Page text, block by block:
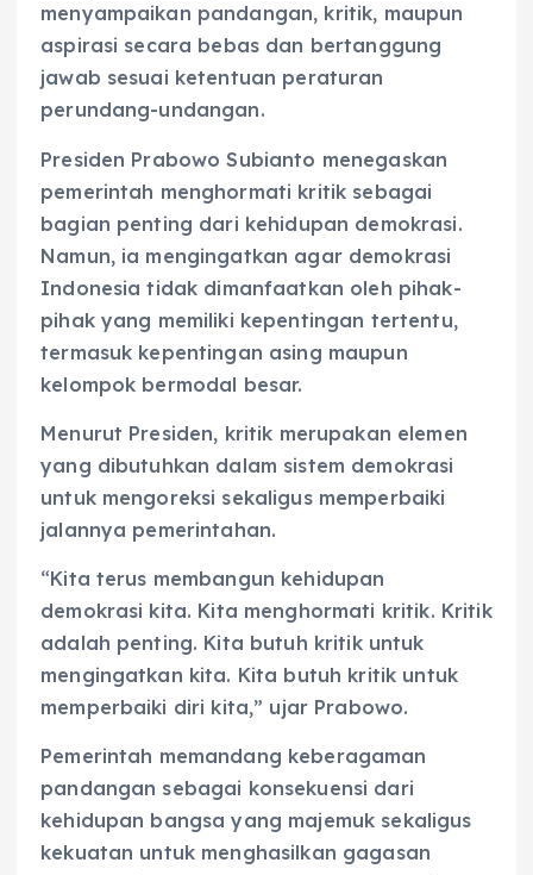
menyampaikan pandangan, kritik, maupun
aspirasi secara bebas dan bertanggung
jawab sesuai ketentuan peraturan
perundang-undangan.
Presiden Prabowo Subianto menegaskan
pemerintah menghormati kritik sebagai
bagian penting dari kehidupan demokrasi.
Namun, ia mengingatkan agar demokrasi
Indonesia tidak dimanfaatkan oleh pihak-
pihak yang memiliki kepentingan tertentu,
termasuk kepentingan asing maupun
kelompok bermodal besar.
Menurut Presiden, kritik merupakan elemen
yang dibutuhkan dalam sistem demokrasi
untuk mengoreksi sekaligus memperbaiki
jalannya pemerintahan.
“Kita terus membangun kehidupan
demokrasi kita. Kita menghormati kritik. Kritik
adalah penting. Kita butuh kritik untuk
mengingatkan kita. Kita butuh kritik untuk
memperbaiki diri kita,” ujar Prabowo.
Pemerintah memandang keberagaman
pandangan sebagai konsekuensi dari
kehidupan bangsa yang majemuk sekaligus
kekuatan untuk menghasilkan gagasan